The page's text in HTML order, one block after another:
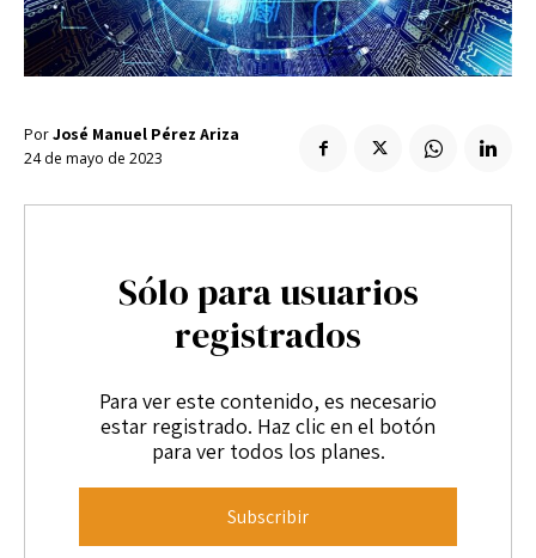
Enlaces útiles
Registro / Entrar
Contacto
Registro / Entrar Suscribir
Contacto
PorJosé Manuel Pérez Ariza
24 de mayo de 2023
Sólo para usuarios
registrados
Para ver este contenido, es necesario
estar registrado. Haz clic en el botón
para ver todos los planes.
Subscribir